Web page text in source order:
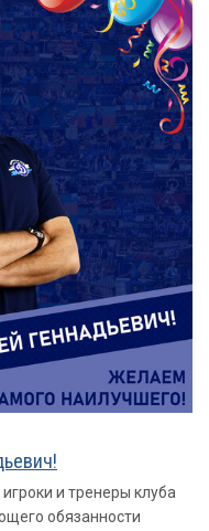
и тренеры клуба
обязанности